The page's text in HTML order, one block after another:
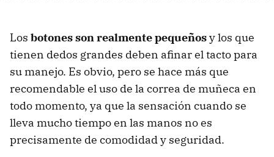
Los botones son realmente pequeñosy los que
tienen dedos grandes deben afinar el tacto para
su manejo. Es obvio, pero se hace más que
recomendable el uso de la correa de muñeca en
todo momento, ya que la sensación cuando se
lleva mucho tiempo en las manos no es
precisamente de comodidad y seguridad.